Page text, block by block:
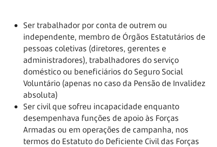
Ser trabalhador por conta de outrem ou
independente, membro de Órgãos Estatutários de
pessoas coletivas (diretores, gerentes e
administradores), trabalhadores do serviço
doméstico ou beneficiários do Seguro Social
Voluntário (apenas no caso da Pensão de Invalidez
absoluta)
Ser civil que sofreu incapacidade enquanto
desempenhava funções de apoio às Forças
Armadas ou em operações de campanha, nos
termos do Estatuto do Deficiente Civil das Forças